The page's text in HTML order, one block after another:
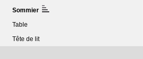
Sommier
Table
Tête de lit